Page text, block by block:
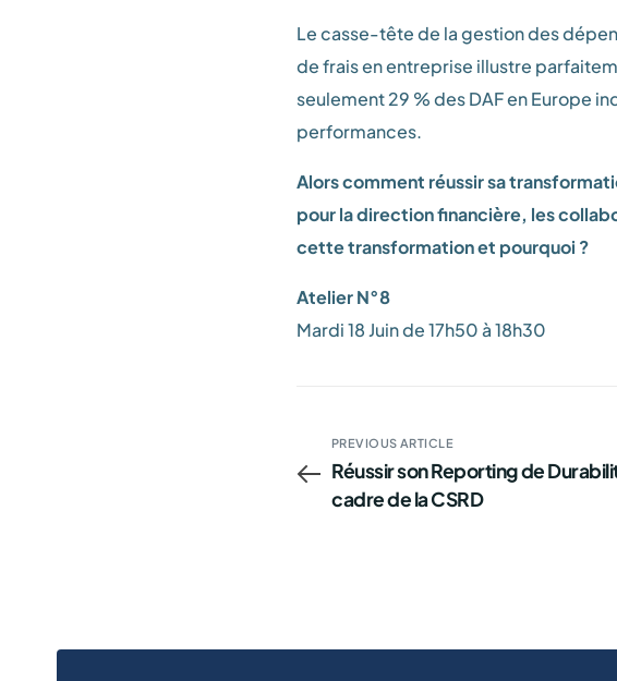
Le casse-tête de la gestion des
de frais en entreprise illustre
seulement 29 % des DAF en Europe
performances.
Alors comment réussir sa
pour la direction financière, les
cette transformation et pourquoi ?
Atelier N°8
Mardi 18 Juin de 17h50 à 18h30
PREVIOUS ARTICLE
Réussir son Reporting de
cadre de la CSRD